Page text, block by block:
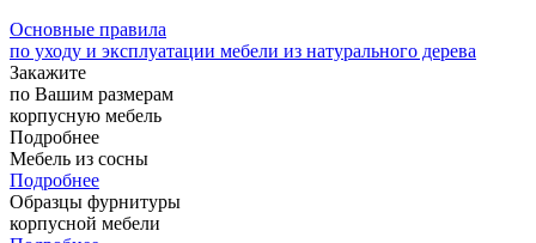
Основные правила
по уходу и эксплуатации мебели из натурального дерева
Закажите
по Вашим размерам
корпусную мебель
Подробнее
Мебель из сосны
Подробнее
Образцы фурнитуры
корпусной мебели